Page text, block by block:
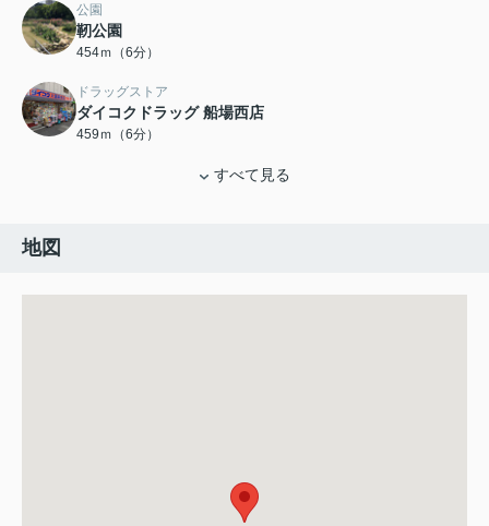
公園
靭公園
454ｍ（6分）
ドラッグストア
ダイコクドラッグ 船場西店
459ｍ（6分）
すべて見る
地図